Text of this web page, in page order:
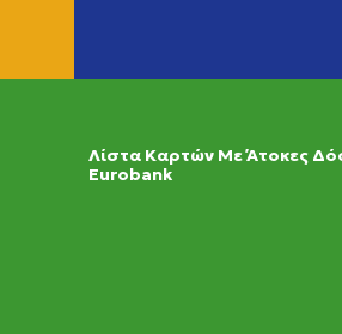
Λίστα Καρτών Με Άτοκες
Eurobank